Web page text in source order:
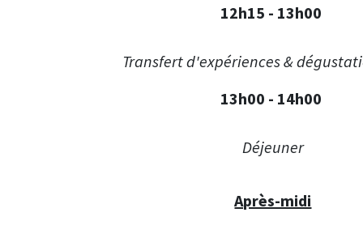
12h15 - 13h00
Transfert d'expériences &
13h00 - 14h00
Déjeuner
Après-midi